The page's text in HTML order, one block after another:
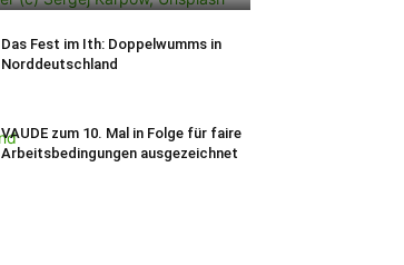
Das Fest im Ith: Doppelwumms in
Norddeutschland
VAUDE zum 10. Mal in Folge für faire
Arbeitsbedingungen ausgezeichnet